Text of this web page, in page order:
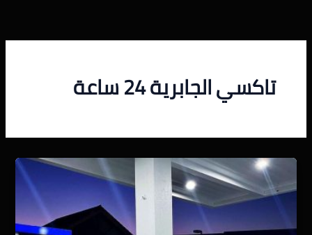
المحتوى
تاكسي الجابرية 24 ساعة